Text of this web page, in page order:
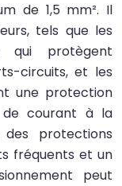
de 1,5 mm². Il
tels que les
qui protègent
circuits, et les
une protection
de courant à la
des protections
fréquents et un
peut